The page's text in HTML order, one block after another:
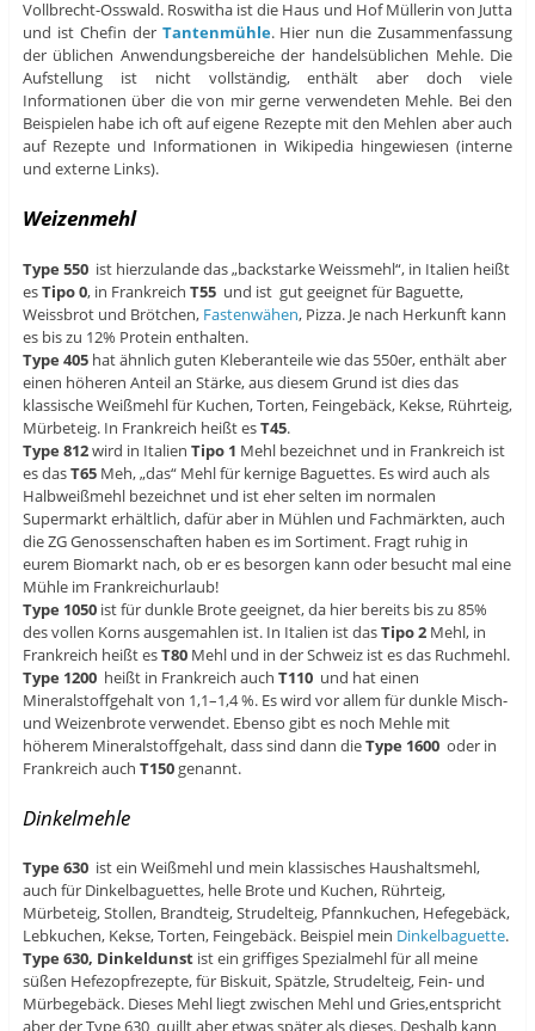
Vollbrecht-Osswald. Roswitha ist die Haus und Hof Müllerin von Jutta
und ist Chefin der Tantenmühle. Hier nun die Zusammenfassung
der üblichen Anwendungsbereiche der handelsüblichen Mehle. Die
Aufstellung ist nicht vollständig, enthält aber doch viele
Informationen über die von mir gerne verwendeten Mehle. Bei den
Beispielen habe ich oft auf eigene Rezepte mit den Mehlen aber auch
auf Rezepte und Informationen in Wikipedia hingewiesen (interne
und externe Links).
Weizenmehl
Type 550ist hierzulande das „backstarke Weissmehl“, in Italien heißt
esTipo 0, in Frankreich T55und ist gut geeignet für Baguette,
Weissbrot und Brötchen, Fastenwähen, Pizza. Je nach Herkunft kann
es bis zu 12% Protein enthalten.
Type 405hat ähnlich guten Kleberanteile wie das 550er, enthält aber
einen höheren Anteil an Stärke, aus diesem Grund ist dies das
klassische Weißmehl für Kuchen, Torten, Feingebäck, Kekse, Rührteig,
Mürbeteig. In Frankreich heißt esT45.
Type 812wird in Italien Tipo 1 Mehl bezeichnet und in Frankreich ist
es dasT65Meh, „das“ Mehl für kernige Baguettes. Es wird auch als
Halbweißmehl bezeichnet und ist eher selten im normalen
Supermarkt erhältlich, dafür aber in Mühlen und Fachmärkten, auch
die ZG Genossenschaften haben es im Sortiment. Fragt ruhig in
eurem Biomarkt nach, ob er es besorgen kann oder besucht mal eine
Mühle im Frankreichurlaub!
Type 1050 ist für dunkle Brote geeignet, da hier bereits bis zu 85%
des vollen Korns ausgemahlen ist. In Italien ist dasTipo 2Mehl, in
Frankreich heißt esT80Mehl und in der Schweiz ist es das Ruchmehl.
Type 1200heißt in Frankreich auch T110und hat einen
Mineralstoffgehalt von 1,1–1,4 %. Es wird vor allem für dunkle Misch-
und Weizenbrote verwendet. Ebenso gibt es noch Mehle mit
höherem Mineralstoffgehalt, dass sind dann dieType 1600oder in
Frankreich auch T150genannt.
Dinkelmehle
Type 630ist ein Weißmehl und mein klassisches Haushaltsmehl,
auch für Dinkelbaguettes, helle Brote und Kuchen, Rührteig,
Mürbeteig, Stollen, Brandteig, Strudelteig, Pfannkuchen, Hefegebäck,
Lebkuchen, Kekse, Torten, Feingebäck. Beispiel mein Dinkelbaguette.
Type 630, Dinkeldunst ist ein griffiges Spezialmehl für all meine
süßen Hefezopfrezepte, für Biskuit, Spätzle, Strudelteig, Fein- und
Mürbegebäck. Dieses Mehl liegt zwischen Mehl und Gries,entspricht
aber der Type 630 quillt aber etwas später als dieses. Deshalb kann